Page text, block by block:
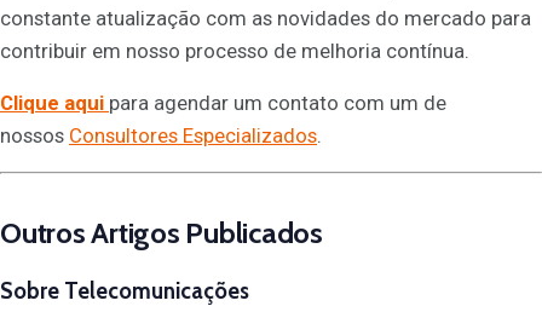
constante atualização com as novidades do mercado para
contribuir em nosso processo de melhoria contínua.
Clique aqui para agendar um contato com um de
nossos Consultores Especializados.
Outros Artigos Publicados
Sobre Telecomunicações